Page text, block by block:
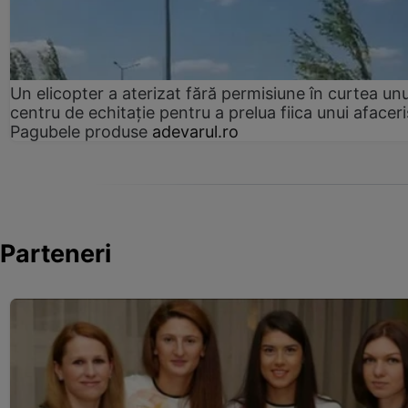
Un elicopter a aterizat fără permisiune în curtea
centru de echitație pentru a prelua fiica unui
Pagubele produse adevarul.ro
Parteneri